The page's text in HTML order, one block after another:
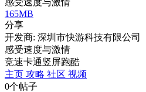
165MB
分享
开发商: 深圳市快游科技有限公司
感受速度与激情
竞速卡通竖屏跑酷
主页 攻略 社区 视频
0个帖子